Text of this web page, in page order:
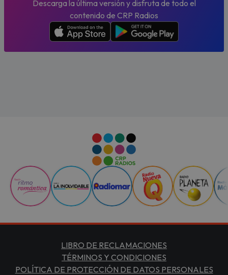
Descarga la última versión y disfruta de todo el
contenido de CRP Radios
LIBRO DE RECLAMACIONES
TÉRMINOS Y CONDICIONES
POLÍTICA DE PROTECCIÓN DE DATOS PERSONALES